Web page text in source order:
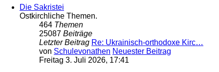
Die Sakristei
Ostkirchliche Themen.
464 Themen
25087 Beiträge
Letzter Beitrag Re: Ukrainisch-orthodoxe Kirc…
von Schulevonathen Neuester Beitrag
Freitag 3. Juli 2026, 17:41